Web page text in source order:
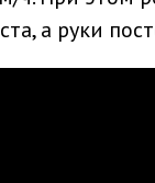
а руки